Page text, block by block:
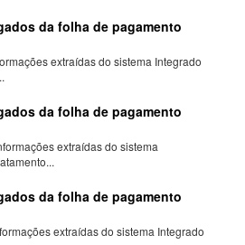
da folha de pagamento
extraídas do sistema Integrado
da folha de pagamento
extraídas do sistema
da folha de pagamento
extraídas do sistema Integrado